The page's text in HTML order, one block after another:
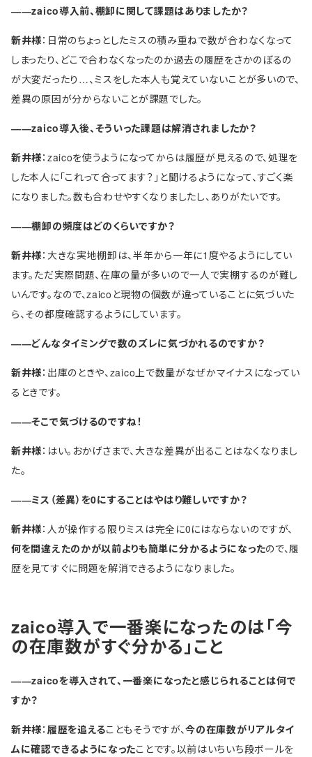
――zaico導入前、棚卸に関して課題はありましたか？
新井様：日常のちょっとしたミスの積み重ねで数が合わなくなって
しまったり、どこで合わなくなったのか過去の履歴をさかのぼるの
が大変だったり…、ミスをした本人も覚えていないことが多いので、
差異の原因が分からないことが課題でした。
――zaico導入後、そういった課題は解消されましたか？
新井様：zaicoを使うようになってからは履歴が見えるので、処理を
した本人に「これって合ってます？」と聞けるようになって、すごく楽
になりました。数も合わせやすくなりましたし、ありがたいです。
――棚卸の頻度はどのくらいですか？
新井様：大きな実地棚卸は、半年から一年に1度やるようにしてい
ます。ただ実際問題、在庫の量が多いので一人で実棚するのが難し
いんです。なので、zaicoと現物の個数が違っていることに気づいた
ら、その都度確認するようにしています。
――どんなタイミングで数のズレに気づかれるのですか？
新井様：出庫のときや、zaico上で数量がなぜかマイナスになってい
るときです。
――そこで気づけるのですね！
新井様：はい。おかげさまで、大きな差異が出ることはなくなりまし
た。
――ミス（差異）を0にすることはやはり難しいですか？
新井様：人が操作する限りミスは完全に0にはならないのですが、
何を間違えたのかが以前よりも簡単に分かるようになったので、履
歴を見てすぐに問題を解消できるようになりました。
zaico導入で一番楽になったのは「今
の在庫数がすぐ分かる」こと
――zaicoを導入されて、一番楽になったと感じられることは何で
すか？
新井様： 履歴を追えることもそうですが、今の在庫数がリアルタイ
ムに確認できるようになったことです。以前はいちいち段ボールを